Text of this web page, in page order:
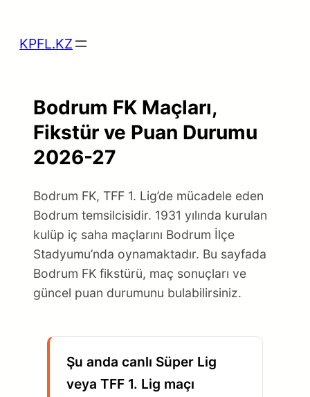
KPFL.KZ
Bodrum FK Maçları,
Fikstür ve Puan Durumu
2026-27
Bodrum FK, TFF 1. Lig’de mücadele eden
Bodrum temsilcisidir. 1931 yılında kurulan
kulüp iç saha maçlarını Bodrum İlçe
Stadyumu’nda oynamaktadır. Bu sayfada
Bodrum FK fikstürü, maç sonuçları ve
güncel puan durumunu bulabilirsiniz.
Şu anda canlı Süper Lig
veya TFF 1. Lig maçı